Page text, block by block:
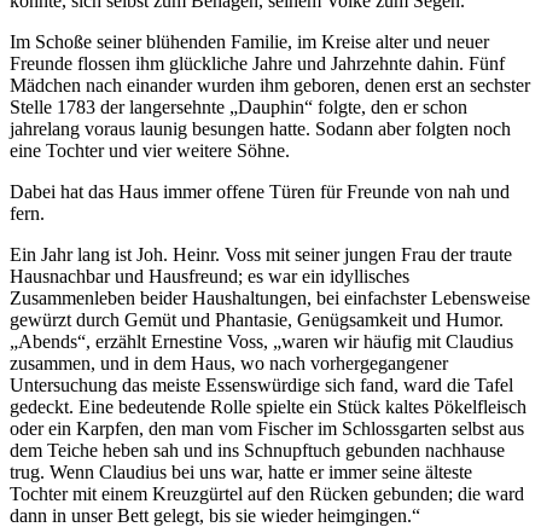
Im Schoße seiner blühenden Familie, im Kreise alter und neuer
Freunde flossen ihm glückliche Jahre und Jahrzehnte dahin. Fünf
Mädchen nach einander wurden ihm geboren, denen erst an sechster
Stelle 1783 der langersehnte „Dauphin“ folgte, den er schon
jahrelang voraus launig besungen hatte. Sodann aber folgten noch
eine Tochter und vier weitere Söhne.
Dabei hat das Haus immer offene Türen für Freunde von nah und
fern.
Ein Jahr lang ist Joh. Heinr. Voss mit seiner jungen Frau der traute
Hausnachbar und Hausfreund; es war ein idyllisches
Zusammenleben beider Haushaltungen, bei einfachster Lebensweise
gewürzt durch Gemüt und Phantasie, Genügsamkeit und Humor.
„Abends“, erzählt Ernestine Voss, „waren wir häufig mit Claudius
zusammen, und in dem Haus, wo nach vorhergegangener
Untersuchung das meiste Essenswürdige sich fand, ward die Tafel
gedeckt. Eine bedeutende Rolle spielte ein Stück kaltes Pökelfleisch
oder ein Karpfen, den man vom Fischer im Schlossgarten selbst aus
dem Teiche heben sah und ins Schnupftuch gebunden nachhause
trug. Wenn Claudius bei uns war, hatte er immer seine älteste
Tochter mit einem Kreuzgürtel auf den Rücken gebunden; die ward
dann in unser Bett gelegt, bis sie wieder heimgingen.“